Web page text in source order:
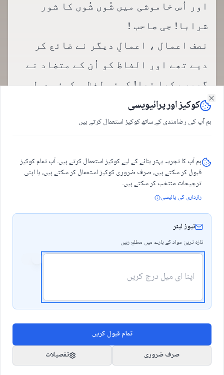
اور اُس خاموشی میں شُوں شُوں کا شور
شرابا! جی صاحب !
نصف اعمال ، اعمالِ دیگر نے ضائع کر
دیے تھے اور الفاظ کو اُن کے متضاد نے
گھیر رکھا تھا! کوئی لفظ ، کوئی عمل
بھی دوسرے سے بڑھ کر نہیں ہو سکا تھا!
ریکارڈ خالی تھا صاحب!
موجودات کے نرغے میں ہیں، یہاں وہاں
لفظ ہے تو معنیٰ مفقود، معنی ہے تو
گایا جائے؟ نوری، ناری اور آبی، خاکی
سبھی بیٹھے ہیں .. دیکھ رہے ہیں..
جی صاحب! تو ہم بھی تو یہی کر رہے ہیں !
عرض ہے کہ “چوک” چوراہا ، لاہور اور
شیخوپورہ میں “چونک” کہا جاتا ہے ! اور
اِسی طرح انتہائی معقول شخص بھی
“گیارہ” کو “یاراں “ کہہ دیتا ہے! تو اِس
کوکیز اور پرائیویسی
ہم آپ کی رضامندی کے ساتھ کوکیز استعمال کرتے ہیں
ہم آپ کا تجربہ بہتر بنانے کے لیے کوکیز استعمال کرتے ہیں۔ آپ تمام کوکیز
قبول کر سکتے ہیں، صرف ضروری کوکیز استعمال کر سکتے ہیں، یا اپنی
ترجیحات منتخب کر سکتے ہیں۔
رازداری کی پالیسی
نیوز لیٹر
تازہ ترین مواد کے بارے میں مطلع رہیں
تمام قبول کریں
صرف ضروری
تفصیلات
Close